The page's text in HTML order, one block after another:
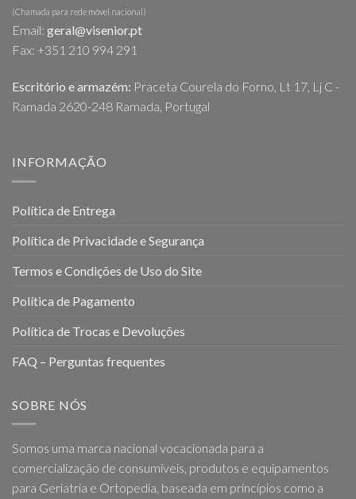
(Chamada para rede móvel nacional)
Email: geral@visenior.pt
Fax: +351 210 994 291
Escritório e armazém: Praceta Courela do Forno, Lt 17, Lj C -
Ramada 2620-248 Ramada, Portugal
INFORMAÇÃO
Política de Entrega
Política de Privacidade e Segurança
Termos e Condições de Uso do Site
Política de Pagamento
Política de Trocas e Devoluções
FAQ – Perguntas frequentes
SOBRE NÓS
Somos uma marca nacional vocacionada para a
comercialização de consumíveis, produtos e equipamentos
para Geriatria e Ortopedia, baseada em princípios como a